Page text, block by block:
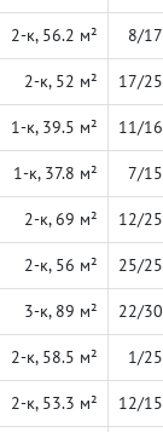
2-к, 56.2 м² 8/17
2-к, 52 м² 17/25
1-к, 39.5 м² 11/16
1-к, 37.8 м² 7/15
2-к, 69 м² 12/25
2-к, 56 м² 25/25
3-к, 89 м² 22/30
2-к, 58.5 м² 1/25
2-к, 53.3 м² 12/15